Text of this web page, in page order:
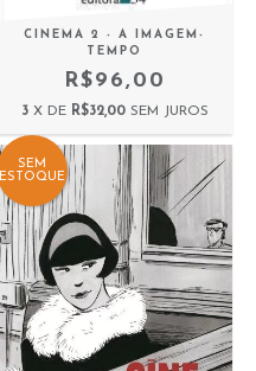
CINEMA 2 - A IMAGEM-
TEMPO
R$96,00
3 X DE R$32,00 SEM JUROS
SEM
ESTOQUE